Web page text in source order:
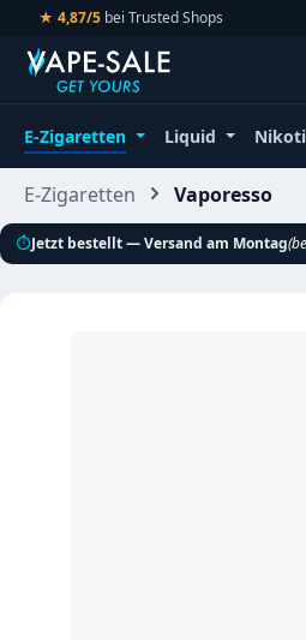
Hauptinhalt springen
Zur Suche springen
Zur Hauptnavigation
★ 4,87/5 bei Trusted Shops
E-Zigaretten Liquid
E-Zigaretten Vaporesso
⏱Jetzt bestellt — Versand am Montag